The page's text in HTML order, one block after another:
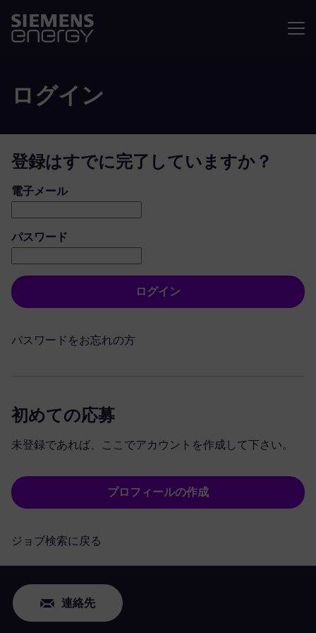
ログイン
登録はすでに完了していますか？
ログイン：ユーザーとパスワード
電子メール
パスワード
ログイン
パスワードをお忘れの方
初めての応募
未登録であれば、ここでアカウントを作成して下さい。
プロフィールの作成
ジョブ検索に戻る
連絡先